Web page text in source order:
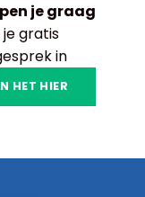
je graag
je gratis
in
HET HIER